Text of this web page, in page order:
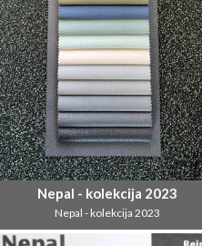
Nepal - kolekcija 2023
Nepal - kolekcija 2023